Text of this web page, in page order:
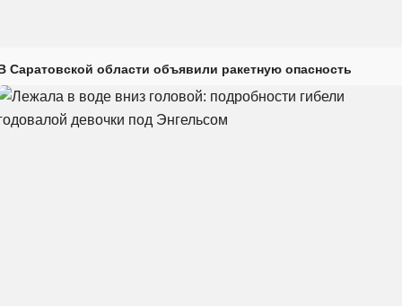
Саратовской области объявили ракетную опасность